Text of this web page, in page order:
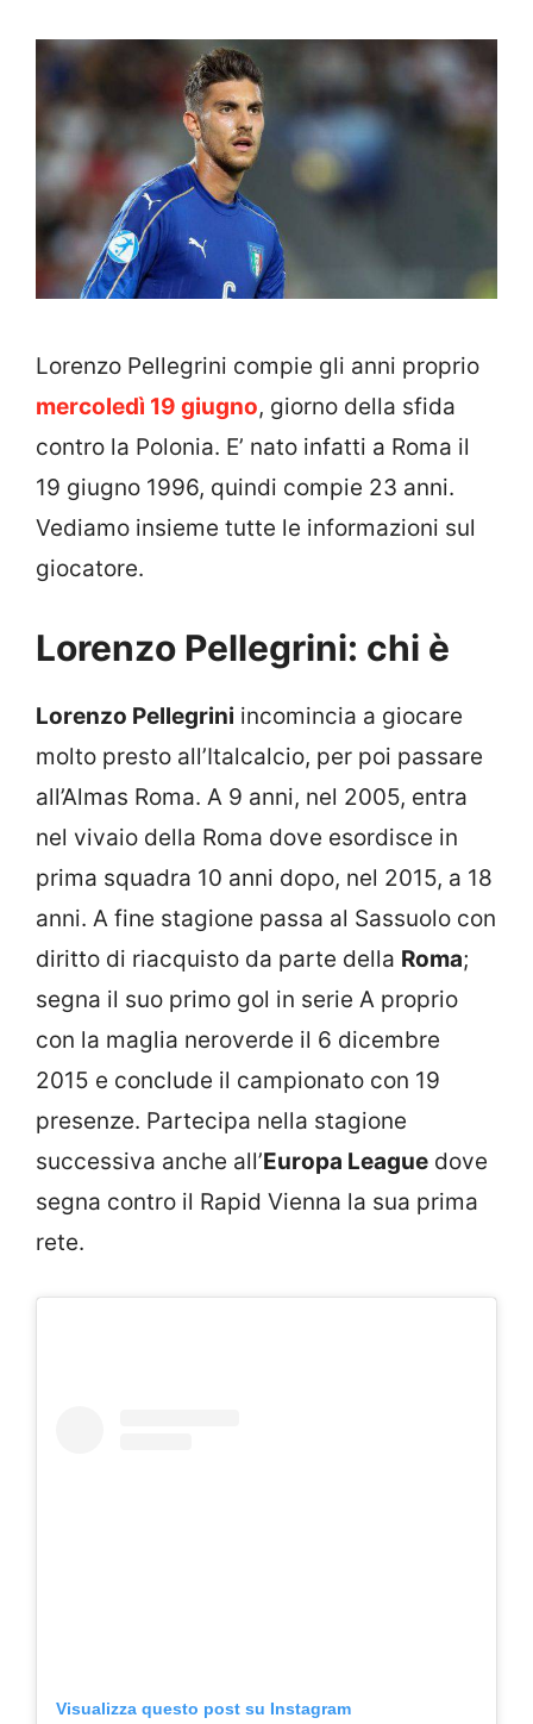
Lorenzo Pellegrini compie gli anni proprio
mercoledì 19 giugno, giorno della sfida
contro la Polonia. E’ nato infatti a Roma il
19 giugno 1996, quindi compie 23 anni.
Vediamo insieme tutte le informazioni sul
giocatore.
Lorenzo Pellegrini: chi è
Lorenzo Pellegrini incomincia a giocare
molto presto all’Italcalcio, per poi passare
all’Almas Roma. A 9 anni, nel 2005, entra
nel vivaio della Roma dove esordisce in
prima squadra 10 anni dopo, nel 2015, a 18
anni. A fine stagione passa al Sassuolo con
diritto di riacquisto da parte della Roma;
segna il suo primo gol in serie A proprio
con la maglia neroverde il 6 dicembre
2015 e conclude il campionato con 19
presenze. Partecipa nella stagione
successiva anche all’Europa League dove
segna contro il Rapid Vienna la sua prima
rete.
Visualizza questo post su Instagram